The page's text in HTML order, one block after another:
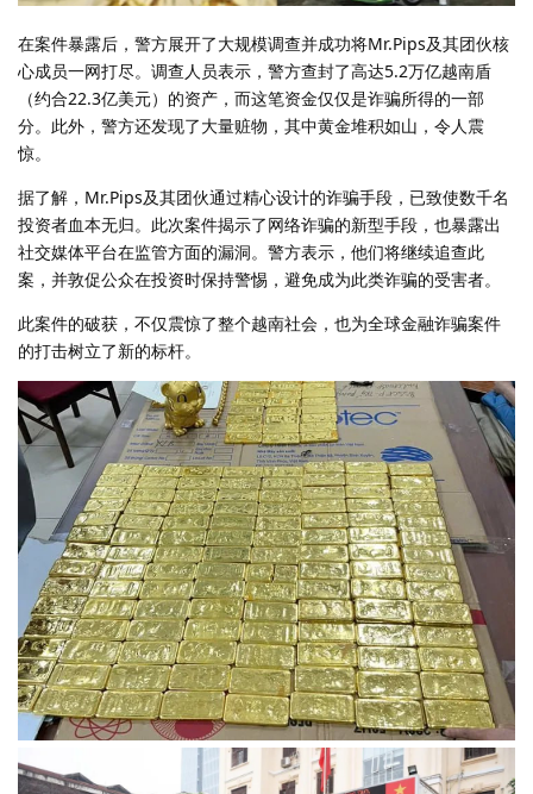
在案件暴露后，警方展开了大规模调查并成功将Mr.Pips及其团伙核
心成员一网打尽。调查人员表示，警方查封了高达5.2万亿越南盾
（约合22.3亿美元）的资产，而这笔资金仅仅是诈骗所得的一部
分。此外，警方还发现了大量赃物，其中黄金堆积如山，令人震
惊。
据了解，Mr.Pips及其团伙通过精心设计的诈骗手段，已致使数千名
投资者血本无归。此次案件揭示了网络诈骗的新型手段，也暴露出
社交媒体平台在监管方面的漏洞。警方表示，他们将继续追查此
案，并敦促公众在投资时保持警惕，避免成为此类诈骗的受害者。
此案件的破获，不仅震惊了整个越南社会，也为全球金融诈骗案件
的打击树立了新的标杆。